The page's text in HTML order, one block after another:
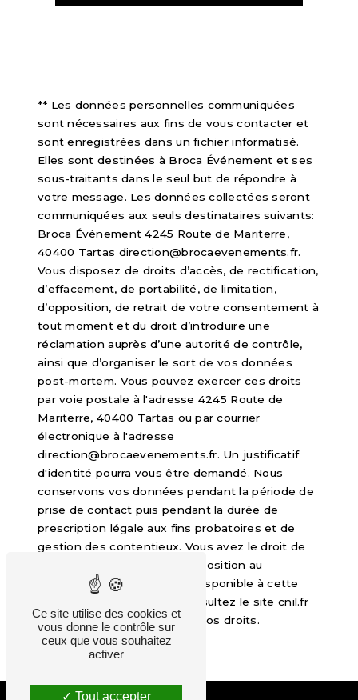
** Les données personnelles communiquées
sont nécessaires aux fins de vous contacter et
sont enregistrées dans un fichier informatisé.
Elles sont destinées à Broca Événement et ses
sous-traitants dans le seul but de répondre à
votre message. Les données collectées seront
communiquées aux seuls destinataires suivants:
Broca Événement 4245 Route de Mariterre,
40400 Tartas direction@brocaevenements.fr.
Vous disposez de droits d’accès, de rectification,
d’effacement, de portabilité, de limitation,
d’opposition, de retrait de votre consentement à
tout moment et du droit d’introduire une
réclamation auprès d’une autorité de contrôle,
ainsi que d’organiser le sort de vos données
post-mortem. Vous pouvez exercer ces droits
par voie postale à l'adresse 4245 Route de
Mariterre, 40400 Tartas ou par courrier
électronique à l'adresse
direction@brocaevenements.fr. Un justificatif
d'identité pourra vous être demandé. Nous
conservons vos données pendant la période de
prise de contact puis pendant la durée de
prescription légale aux fins probatoires et de
gestion des contentieux. Vous avez le droit de
vous inscrire sur la liste d'opposition au
démarchage téléphonique, disponible à cette
. Consultez le site cnil.fr
pour plus d’informations sur vos droits.
Ce site utilise des cookies et
vous donne le contrôle sur
ceux que vous souhaitez
activer
Tout accepter